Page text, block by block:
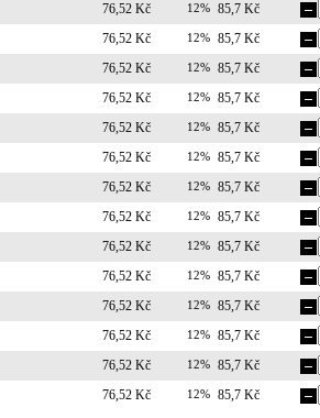
76,52 Kč 12%
85,7 Kč
76,52 Kč 12%
85,7 Kč
76,52 Kč 12%
85,7 Kč
76,52 Kč 12%
85,7 Kč
76,52 Kč 12%
85,7 Kč
76,52 Kč 12%
85,7 Kč
76,52 Kč 12%
85,7 Kč
76,52 Kč 12%
85,7 Kč
76,52 Kč 12%
85,7 Kč
76,52 Kč 12%
85,7 Kč
76,52 Kč 12%
85,7 Kč
76,52 Kč 12%
85,7 Kč
76,52 Kč 12%
85,7 Kč
76,52 Kč 12% 85,7 Kč